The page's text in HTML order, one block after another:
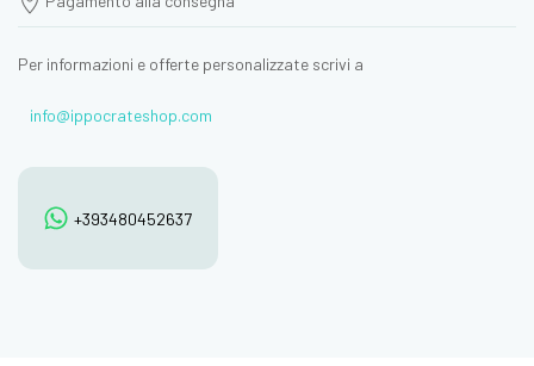
Per informazioni e offerte personalizzate scrivi a
info@ippocrateshop.com
+393480452637